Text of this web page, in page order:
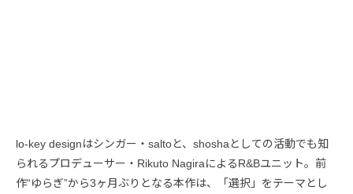
lo-key designはシンガー・saltoと、shoshaとしての活動でも知
られるプロデューサー・Rikuto NagiraによるR&Bユニット。前
作“ゆらぎ”から3ヶ月ぶりとなる本作は、「選択」をテーマとし